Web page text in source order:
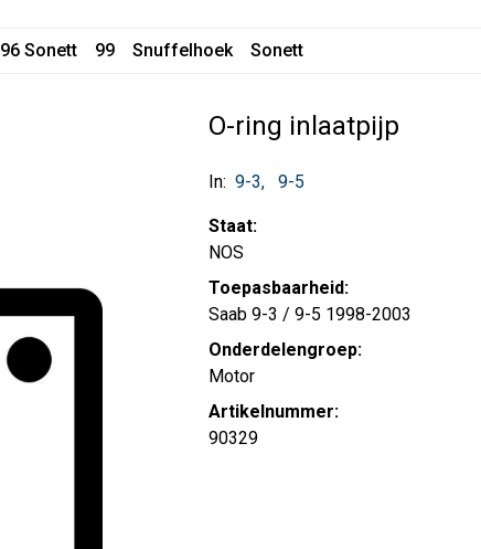
96 Sonett 99 Snuffelhoek Sonett
O-ring inlaatpijp
In: 9-3 9-5
Staat:
NOS
Toepasbaarheid:
Saab 9-3 / 9-5 1998-2003
Onderdelengroep:
Motor
Artikelnummer:
90329